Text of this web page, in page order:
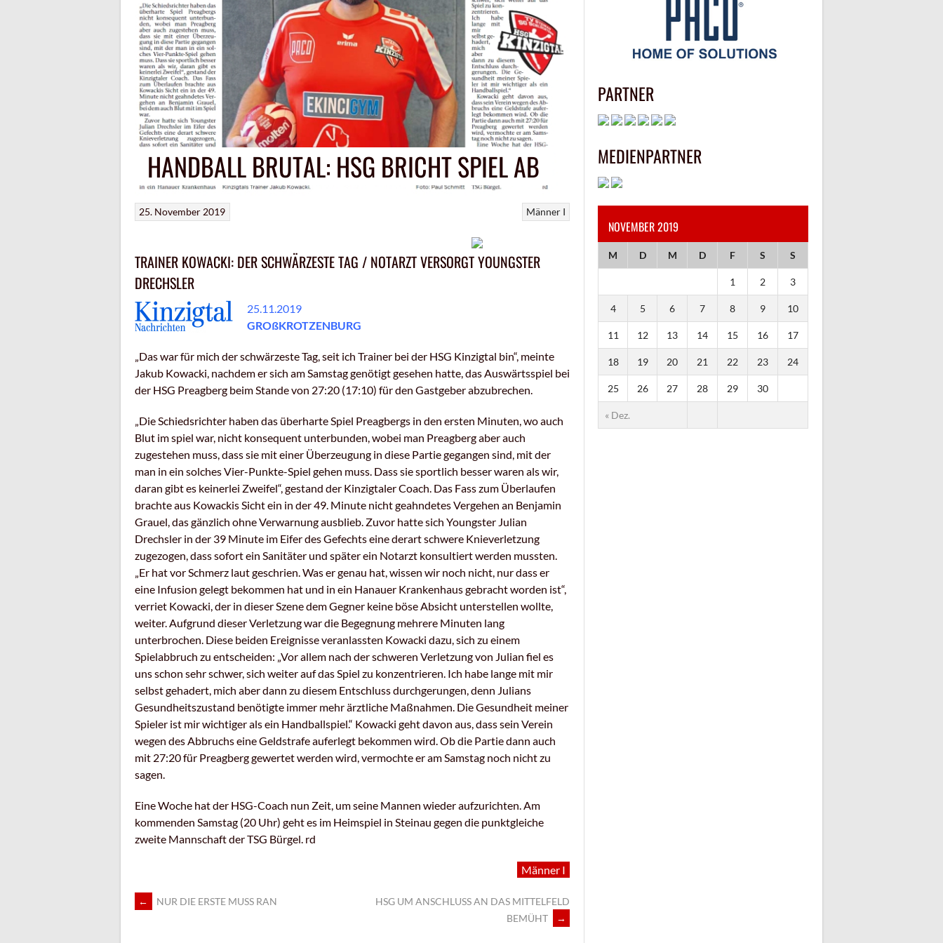
HANDBALL BRUTAL: HSG BRICHT SPIEL AB
Männer I
25. November 2019
TRAINER KOWACKI: DER SCHWÄRZESTE TAG / NOTARZT VERSORGT YOUNGSTER
DRECHSLER
25.11.2019
GROßKROTZENBURG
„Das war für mich der schwärzeste Tag, seit ich Trainer bei der HSG Kinzigtal bin“, meinte
Jakub Kowacki, nachdem er sich am Samstag genötigt gesehen hatte, das Auswärtsspiel bei
der HSG Preagberg beim Stande von 27:20 (17:10) für den Gastgeber abzubrechen.
„Die Schiedsrichter haben das überharte Spiel Preagbergs in den ersten Minuten, wo auch
Blut im spiel war, nicht konsequent unterbunden, wobei man Preagberg aber auch
zugestehen muss, dass sie mit einer Überzeugung in diese Partie gegangen sind, mit der
man in ein solches Vier-Punkte-Spiel gehen muss. Dass sie sportlich besser waren als wir,
daran gibt es keinerlei Zweifel“, gestand der Kinzigtaler Coach. Das Fass zum Überlaufen
brachte aus Kowackis Sicht ein in der 49. Minute nicht geahndetes Vergehen an Benjamin
Grauel, das gänzlich ohne Verwarnung ausblieb. Zuvor hatte sich Youngster Julian
Drechsler in der 39 Minute im Eifer des Gefechts eine derart schwere Knieverletzung
zugezogen, dass sofort ein Sanitäter und später ein Notarzt konsultiert werden mussten.
„Er hat vor Schmerz laut geschrien. Was er genau hat, wissen wir noch nicht, nur dass er
eine Infusion gelegt bekommen hat und in ein Hanauer Krankenhaus gebracht worden ist“,
verriet Kowacki, der in dieser Szene dem Gegner keine böse Absicht unterstellen wollte,
weiter. Aufgrund dieser Verletzung war die Begegnung mehrere Minuten lang
unterbrochen. Diese beiden Ereignisse veranlassten Kowacki dazu, sich zu einem
Spielabbruch zu entscheiden: „Vor allem nach der schweren Verletzung von Julian fiel es
uns schon sehr schwer, sich weiter auf das Spiel zu konzentrieren. Ich habe lange mit mir
selbst gehadert, mich aber dann zu diesem Entschluss durchgerungen, denn Julians
Gesundheitszustand benötigte immer mehr ärztliche Maßnahmen. Die Gesundheit meiner
Spieler ist mir wichtiger als ein Handballspiel.“ Kowacki geht davon aus, dass sein Verein
wegen des Abbruchs eine Geldstrafe auferlegt bekommen wird. Ob die Partie dann auch
mit 27:20 für Preagberg gewertet werden wird, vermochte er am Samstag noch nicht zu
sagen.
Eine Woche hat der HSG-Coach nun Zeit, um seine Mannen wieder aufzurichten. Am
kommenden Samstag (20 Uhr) geht es im Heimspiel in Steinau gegen die punktgleiche
zweite Mannschaft der TSG Bürgel. rd
Männer I
ARTIKEL-
← NUR DIE ERSTE MUSS RAN
HSG UM ANSCHLUSS AN DAS MITTELFELD
BEMÜHT
→
PARTNER
MEDIENPARTNER
NOVEMBER 2019
M D M D F S S
« Dez.
1 2 3
4 5 6 7 8 9 10
11 12 13 14 15 16 17
18 19 20 21 22 23 24
25 26 27 28 29 30